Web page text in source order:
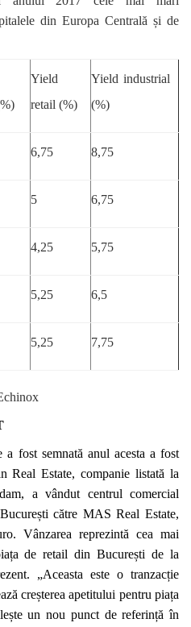
din Europa Centrală și de
Yield
retail (%)
Yield industrial
(%)
6,75 8,75
5 6,75
4,25 5,75
5,25 6,5
5,25 7,75
fost semnată anul acesta a fost
Real Estate, companie listată la
a vândut centrul comercial
către MAS Real Estate,
Vânzarea reprezintă cea mai
de retail din București de la
„Aceasta este o tranzacție
creșterea apetitului pentru piața
un nou punct de referință în